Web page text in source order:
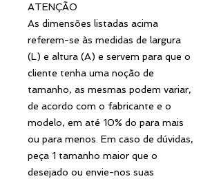
ATENÇÃO
As dimensões listadas acima
referem-se às medidas de largura
(L) e altura (A) e servem para que o
cliente tenha uma noção de
tamanho, as mesmas podem variar,
de acordo com o fabricante e o
modelo, em até 10% do para mais
ou para menos. Em caso de dúvidas,
peça 1 tamanho maior que o
desejado ou envie-nos suas